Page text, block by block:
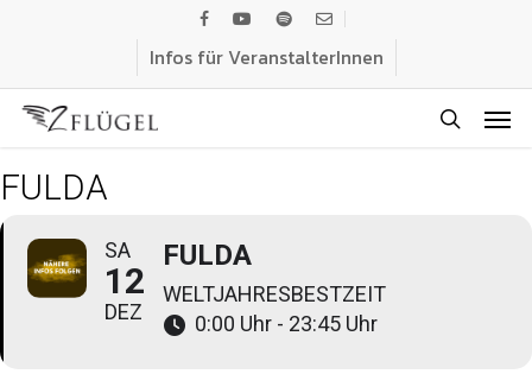
content
facebook
youtubespotifyemail
Infos für VeranstalterInnen
FULDA
SA
12
DEZ
FULDA
WELTJAHRESBESTZEIT
0:00 Uhr - 23:45 Uhr